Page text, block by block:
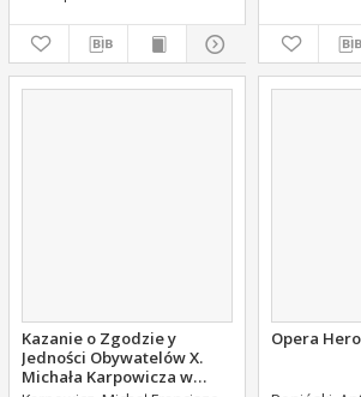
Kazanie o Zgodzie y
Jedności Obywatelów X.
Michała Karpowicza w
Opera